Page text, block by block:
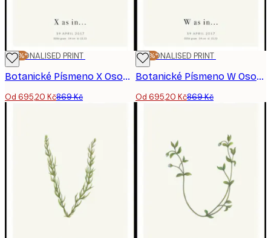
-20%*
PERSONALISED PRINT
Botanické Písmeno X Osobní Plakát
Od 695,20 Kč869 Kč
-20%*
PERSONALISED PRINT
Botanické Písmeno W Osobní Plakát
Od 695,20 Kč869 Kč